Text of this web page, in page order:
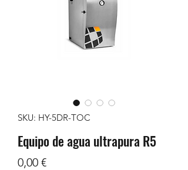
SKU: HY-5DR-TOC
Equipo de agua ultrapura R5
0,00 €Precio